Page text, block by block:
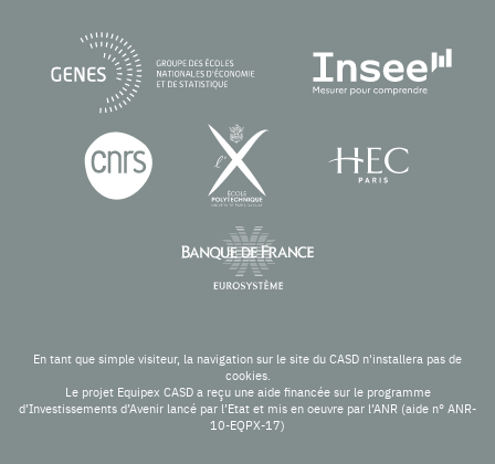
En tant que simple visiteur, la navigation sur le site du CASD n'installera pas de
cookies.
Le projet Equipex CASD a reçu une aide financée sur le programme
d’Investissements d’Avenir lancé par l’Etat et mis en oeuvre par l’ANR (aide n° ANR-
10-EQPX-17)